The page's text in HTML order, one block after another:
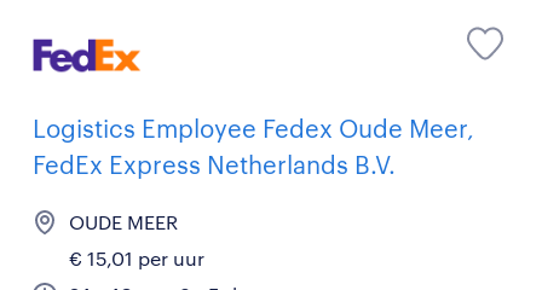
Logistics Employee Fedex Oude Meer,
FedEx Express Netherlands B.V.
OUDE MEER
€ 15,01 per uur